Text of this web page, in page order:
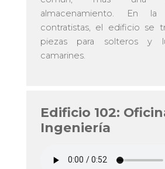
almacenamiento. En
contratistas, el edificio se
piezas para solteros y
camarines.
Edificio 102:
Ingeniería